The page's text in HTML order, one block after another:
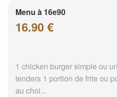
Menu à 16e90
16.90 €
1 chicken burger simple ou
tenders 1 portion de frite ou
au choi...